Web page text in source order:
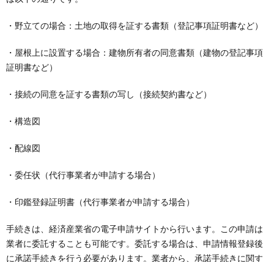
・野立ての場合：土地の取得を証する書類（登記事項証明書など）
・屋根上に設置する場合：建物所有者の同意書類（建物の登記事項
証明書など）
・接続の同意を証する書類の写し（接続契約書など）
・構造図
・配線図
・委任状（代行事業者が申請する場合）
・印鑑登録証明書（代行事業者が申請する場合）
手続きは、経済産業省の電子申請サイトから行います。この申請は
業者に委託することも可能です。委託する場合は、申請情報登録後
に承諾手続きを行う必要があります。業者から、承諾手続きに関す